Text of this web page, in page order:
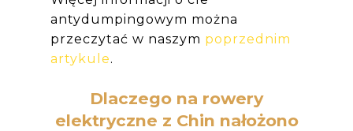
antydumpingowym można
przeczytać w naszym poprzednim
artykule.
Dlaczego na rowery
elektryczne z Chin nałożono